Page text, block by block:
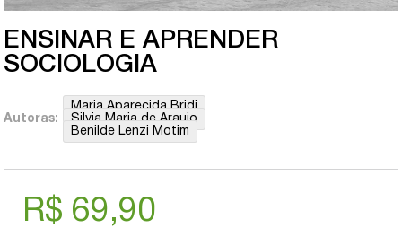
ENSINAR E APRENDER
SOCIOLOGIA
Autoras:
Maria Aparecida Bridi
Silvia Maria de Araujo
Benilde Lenzi Motim
R$ 69,90